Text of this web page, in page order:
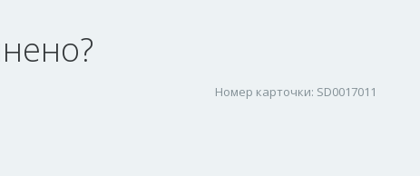
Номер карточки: SD0017011